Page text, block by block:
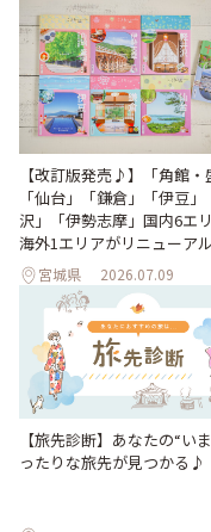
【改訂版発売♪】「角館・
「仙台」「鎌倉」「伊豆
沢」「伊勢志摩」国内6エ
海外1エリアがリニューアル
宮城県 2026.07.09
【旅先診断】あなたの“い
ったりな旅先が見つかる♪